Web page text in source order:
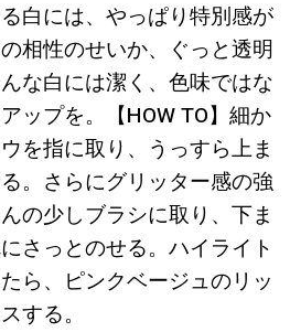
白には、やっぱり特別感が
相性のせいか、ぐっと透明
な白には潔く、色味ではな
ップを。【HOW TO】細か
を指に取り、うっすら上ま
。さらにグリッター感の強
の少しブラシに取り、下ま
さっとのせる。ハイライト
ら、ピンクベージュのリッ
する。